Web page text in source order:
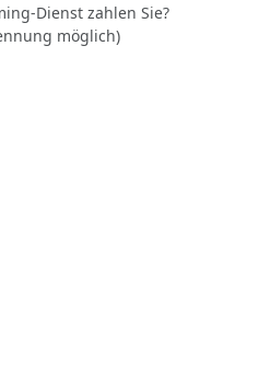
Dienst zahlen Sie?
möglich)